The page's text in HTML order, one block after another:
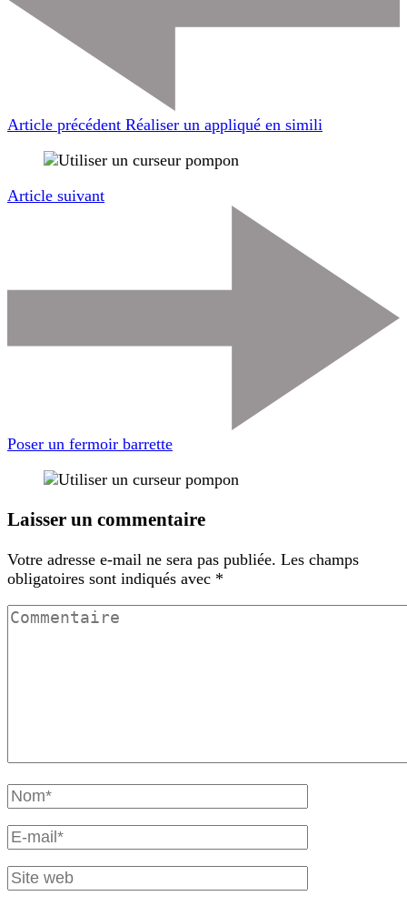
Article précédent Réaliser un appliqué en simili
Article suivant
Poser un fermoir barrette
Laisser un commentaire
Votre adresse e-mail ne sera pas publiée. Les champs
obligatoires sont indiqués avec *
Commentaire
Nom
complet
E-
mail
Site
web